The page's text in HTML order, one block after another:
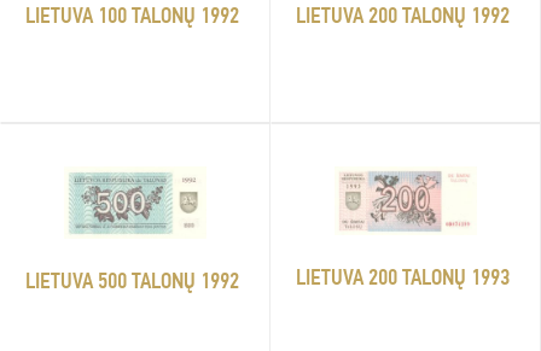
LIETUVA 100 TALONŲ 1992 LIETUVA 200 TALONŲ 1992
LIETUVA 500 TALONŲ 1992 LIETUVA 200 TALONŲ 1993